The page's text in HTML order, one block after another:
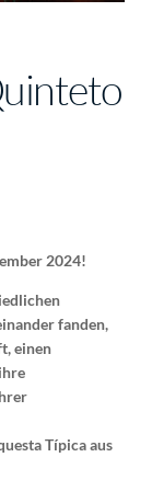
2024!
fanden,
einen
Típica aus